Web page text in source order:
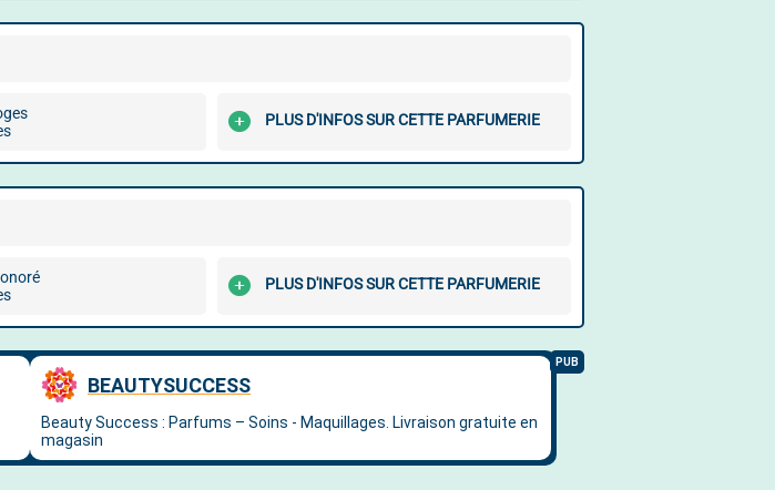
PLUS D'INFOS SUR CETTE PARFUMERIE
PLUS D'INFOS SUR CETTE PARFUMERIE